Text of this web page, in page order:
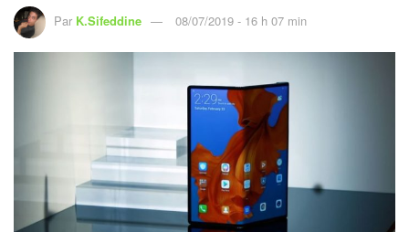
Par K.Sifeddine 08/07/2019 - 16 h 07 min